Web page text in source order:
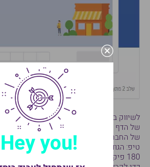
לשיווק בפייסבוק מומלץ לבחור בלוגו של
של הדף ואילו לתמונת נושא מומלץ לבחור
של החברה או תמונה מעניינת שמציגה את
!Hey you